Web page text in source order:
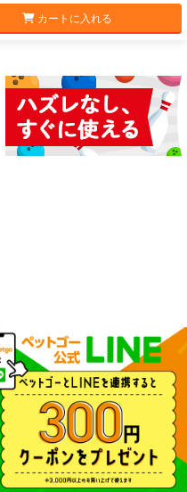
カートに入れる